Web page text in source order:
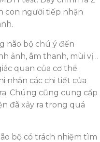
con người tiếp nhận
não bộ chú ý đến
ảnh, âm thanh, mùi vị…
quan của cơ thể.
nhận các chi tiết của
Chúng cũng cung cấp
đã xảy ra trong quá
bộ có trách nhiệm tìm